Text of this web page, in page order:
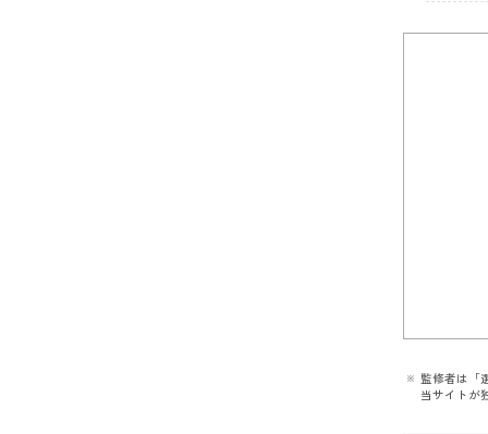
監修者は「
当サイトが